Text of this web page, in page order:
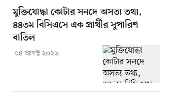
মুক্তিযোদ্ধা কোটার সনদে অসত্য তথ্য,
৪৪তম বিসিএসে এক প্রার্থীর সুপারিশ
বাতিল
০৪ আগস্ট ২০২৬